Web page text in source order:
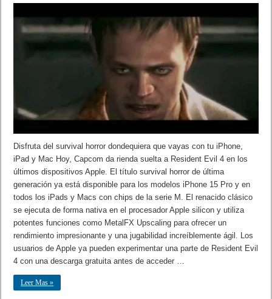
Disfruta del survival horror dondequiera que vayas con tu iPhone,
iPad y Mac Hoy, Capcom da rienda suelta a Resident Evil 4 en los
últimos dispositivos Apple. El título survival horror de última
generación ya está disponible para los modelos iPhone 15 Pro y en
todos los iPads y Macs con chips de la serie M. El renacido clásico
se ejecuta de forma nativa en el procesador Apple silicon y utiliza
potentes funciones como MetalFX Upscaling para ofrecer un
rendimiento impresionante y una jugabilidad increíblemente ágil. Los
usuarios de Apple ya pueden experimentar una parte de Resident Evil
4 con una descarga gratuita antes de acceder …
Leer Mas »